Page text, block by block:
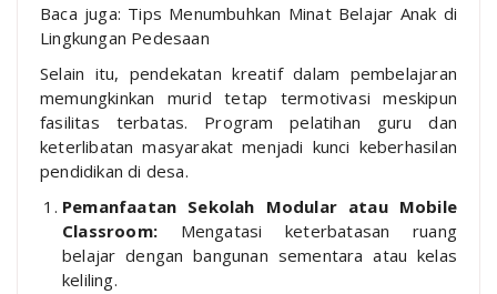
Baca juga: Tips Menumbuhkan Minat Belajar Anak di
Lingkungan Pedesaan
Selain itu, pendekatan kreatif dalam pembelajaran
memungkinkan murid tetap termotivasi meskipun
fasilitas terbatas. Program pelatihan guru dan
keterlibatan masyarakat menjadi kunci keberhasilan
pendidikan di desa.
Pemanfaatan Sekolah Modular atau Mobile
Classroom: Mengatasi keterbatasan ruang
belajar dengan bangunan sementara atau kelas
keliling.